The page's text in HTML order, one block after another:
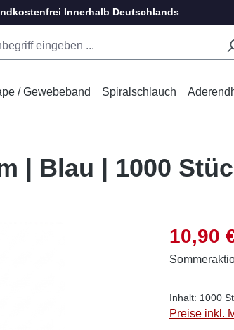
Innerhalb Deutschlands
/ Gewebeband Spiralschlauch
| Blau | 1000
10,90
Inhalt: 1000
Preise inkl.